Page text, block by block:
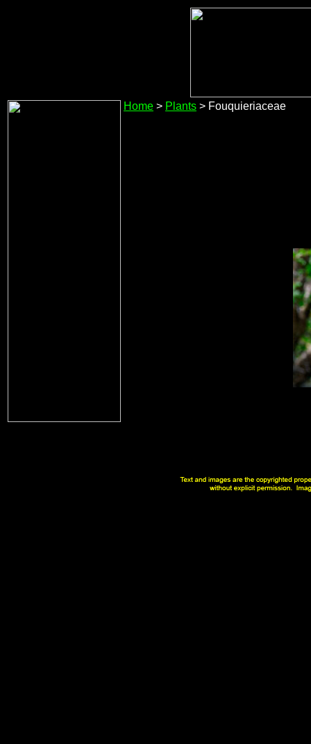
Home > Plants > Fouquieriaceae